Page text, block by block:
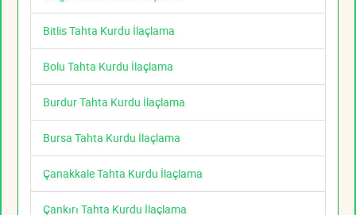
Bitlis Tahta Kurdu İlaçlama
Bolu Tahta Kurdu İlaçlama
Burdur Tahta Kurdu İlaçlama
Bursa Tahta Kurdu İlaçlama
Çanakkale Tahta Kurdu İlaçlama
Çankırı Tahta Kurdu İlaçlama